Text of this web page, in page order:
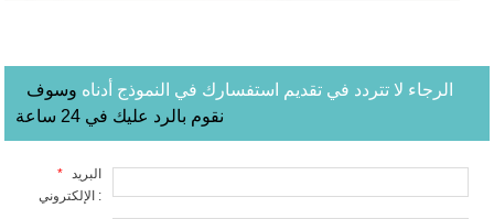
الرجاء لا تتردد في تقديم استفسارك في النموذج أدناه وسوف
نقوم بالرد عليك في 24 ساعة
*
الإلكتروني :